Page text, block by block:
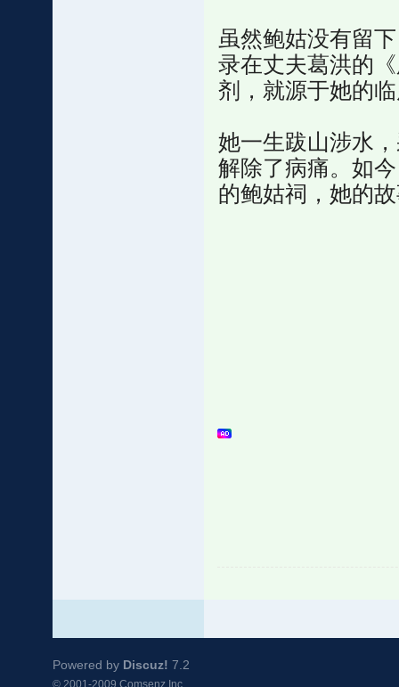
虽然鲍姑没有留
录在丈夫葛洪的
剂，就源于她的
她一生跋山涉水
解除了病痛。如
的鲍姑祠，她的
Powered by Discuz! 7.2
© 2001-2009 Comsenz Inc.